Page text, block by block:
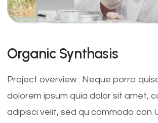
Organic Synthasis
Project overview : Neque porro
dolorem ipsum quia dolor sit amet,
adipisci velit, sed qu commodo con